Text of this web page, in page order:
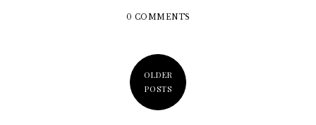
Item ที่หายากขึ้นทุกวัน ทำไมกระเป๋ารุ่นเก่าถึงยังคงมี
Louis Vuitton เป็นหนึ่งในแบรนด์เก่าแก่ที่สุดในวงการ
แฟชั่นระดับหรู แต่จนถึงปัจจุบันก็ยังคงครองตำแหน่ง
0 COMMENTS
OLDER
POSTS